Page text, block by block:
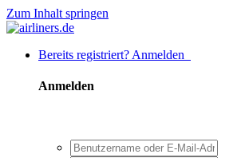
Zum Inhalt springen
Bereits registriert? Anmelden
Anmelden